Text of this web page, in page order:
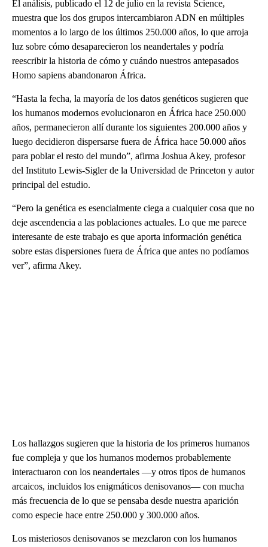
El análisis, publicado el 12 de julio en la revista Science,
muestra que los dos grupos intercambiaron ADN en múltiples
momentos a lo largo de los últimos 250.000 años, lo que arroja
luz sobre cómo desaparecieron los neandertales y podría
reescribir la historia de cómo y cuándo nuestros antepasados
Homo sapiens abandonaron África.
“Hasta la fecha, la mayoría de los datos genéticos sugieren que
los humanos modernos evolucionaron en África hace 250.000
años, permanecieron allí durante los siguientes 200.000 años y
luego decidieron dispersarse fuera de África hace 50.000 años
para poblar el resto del mundo”, afirma Joshua Akey, profesor
del Instituto Lewis-Sigler de la Universidad de Princeton y autor
principal del estudio.
“Pero la genética es esencialmente ciega a cualquier cosa que no
deje ascendencia a las poblaciones actuales. Lo que me parece
interesante de este trabajo es que aporta información genética
sobre estas dispersiones fuera de África que antes no podíamos
ver”, afirma Akey.
Los hallazgos sugieren que la historia de los primeros humanos
fue compleja y que los humanos modernos probablemente
interactuaron con los neandertales —y otros tipos de humanos
arcaicos, incluidos los enigmáticos denisovanos— con mucha
más frecuencia de lo que se pensaba desde nuestra aparición
como especie hace entre 250.000 y 300.000 años.
Los misteriosos denisovanos se mezclaron con los humanos